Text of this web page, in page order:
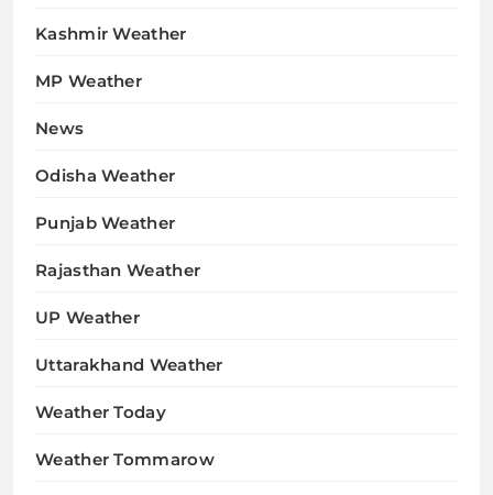
Kashmir Weather
MP Weather
News
Odisha Weather
Punjab Weather
Rajasthan Weather
UP Weather
Uttarakhand Weather
Weather Today
Weather Tommarow